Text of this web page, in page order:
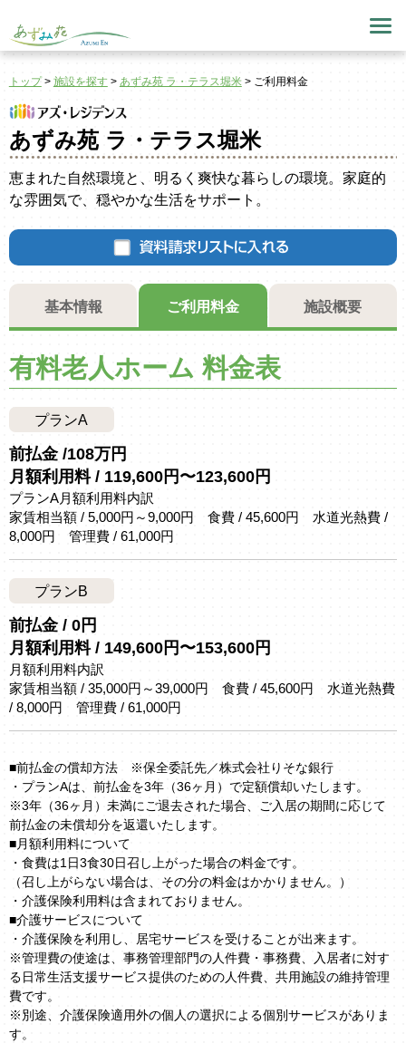
トップ> 施設を探す > あずみ苑 ラ・テラス堀米> ご利用料金
あずみ苑 ラ・テラス堀米
恵まれた自然環境と、明るく爽快な暮らしの環境。家庭的
な雰囲気で、穏やかな生活をサポート。
基本情報 ご利用料金 施設概要
有料老人ホーム 料金表
プランA
前払金 /108万円
月額利用料 / 119,600円〜123,600円
プランA月額利用料内訳
家賃相当額 / 5,000円～9,000円 食費 / 45,600円 水道光熱費 /
8,000円 管理費 / 61,000円
プランB
前払金 / 0円
月額利用料 / 149,600円〜153,600円
月額利用料内訳
家賃相当額 / 35,000円～39,000円 食費 / 45,600円 水道光熱費
/ 8,000円 管理費 / 61,000円
■前払金の償却方法 ※保全委託先／株式会社りそな銀行
・プランAは、前払金を3年（36ヶ月）で定額償却いたします。
※3年（36ヶ月）未満にご退去された場合、ご入居の期間に応じて
前払金の未償却分を返還いたします。
■月額利用料について
・食費は1日3食30日召し上がった場合の料金です。
（召し上がらない場合は、その分の料金はかかりません。）
・介護保険利用料は含まれておりません。
■介護サービスについて
・介護保険を利用し、居宅サービスを受けることが出来ます。
※管理費の使途は、事務管理部門の人件費・事務費、入居者に対す
る日常生活支援サービス提供のための人件費、共用施設の維持管理
費です。
※別途、介護保険適用外の個人の選択による個別サービスがありま
す。